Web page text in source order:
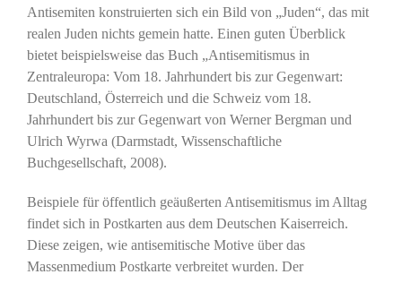
Antisemiten konstruierten sich ein Bild von „Juden“, das mit
realen Juden nichts gemein hatte. Einen guten Überblick
bietet beispielsweise das Buch „Antisemitismus in
Zentraleuropa: Vom 18. Jahrhundert bis zur Gegenwart:
Deutschland, Österreich und die Schweiz vom 18.
Jahrhundert bis zur Gegenwart von Werner Bergman und
Ulrich Wyrwa (Darmstadt, Wissenschaftliche
Buchgesellschaft, 2008).
Beispiele für öffentlich geäußerten Antisemitismus im Alltag
findet sich in Postkarten aus dem Deutschen Kaiserreich.
Diese zeigen, wie antisemitische Motive über das
Massenmedium Postkarte verbreitet wurden. Der